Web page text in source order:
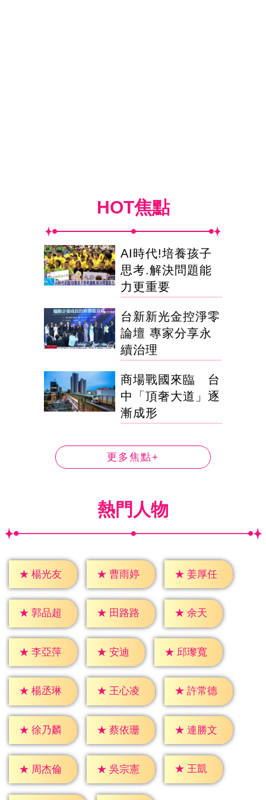
HOT焦點
AI時代!培養孩子
思考.解決問題能
力更重要
台新新光金控淨零
論壇 專家分享永
續治理
商場戰國來臨 台
中「頂奢大道」逐
漸成形
更多焦點+
熱門人物
★ 楊光友 ★ 曹雨婷 ★ 姜厚任
★ 郭品超 ★ 田路路 ★ 余天
★ 李亞萍 ★ 安迪 ★ 邱瓈寬
★ 楊丞琳 ★ 王心凌 ★ 許常德
★ 徐乃麟 ★ 蔡依珊 ★ 連勝文
★ 周杰倫 ★ 吳宗憲 ★ 王凱